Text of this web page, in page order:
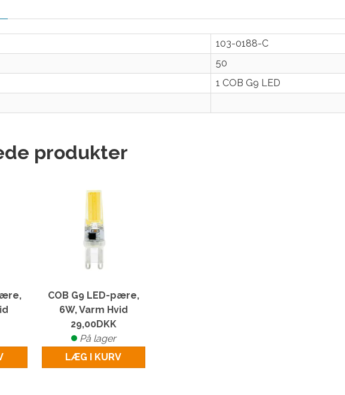
103-0188-C
50
1 COB G9 LED
produkter
COB G9 LED-pære,
6W, Varm Hvid
29,00DKK
På lager
LÆG I KURV